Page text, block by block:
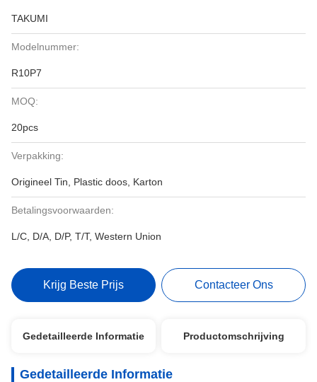
TAKUMI
Modelnummer:
R10P7
MOQ:
20pcs
Verpakking:
Origineel Tin, Plastic doos, Karton
Betalingsvoorwaarden:
L/C, D/A, D/P, T/T, Western Union
Krijg Beste Prijs Contacteer Ons
Gedetailleerde Informatie Productomschrijving
Gedetailleerde Informatie